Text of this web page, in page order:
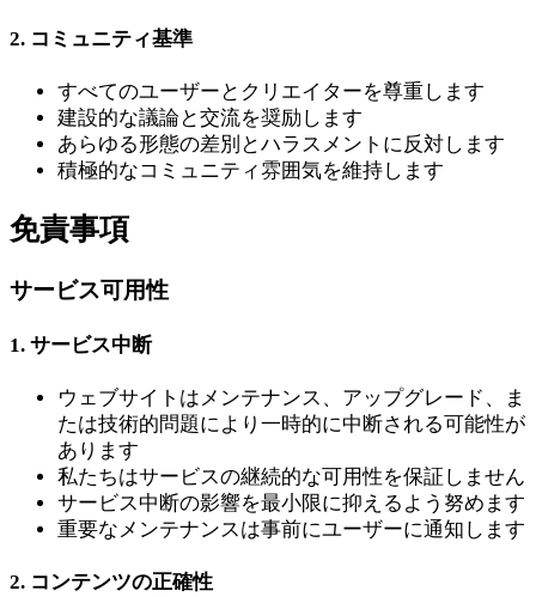
2. コミュニティ基準
すべてのユーザーとクリエイターを尊重します
建設的な議論と交流を奨励します
あらゆる形態の差別とハラスメントに反対します
積極的なコミュニティ雰囲気を維持します
免責事項
サービス可用性
1. サービス中断
ウェブサイトはメンテナンス、アップグレード、ま
たは技術的問題により一時的に中断される可能性が
あります
私たちはサービスの継続的な可用性を保証しません
サービス中断の影響を最小限に抑えるよう努めます
重要なメンテナンスは事前にユーザーに通知します
2. コンテンツの正確性